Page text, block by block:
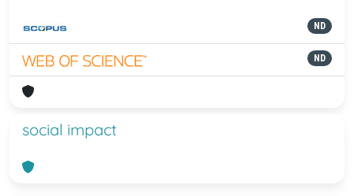
ND
ND
social impact